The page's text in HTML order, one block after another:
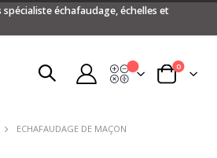
échafaudage, échelles et
Panier
0articles
Devis
ECHAFAUDAGE DE MAÇON